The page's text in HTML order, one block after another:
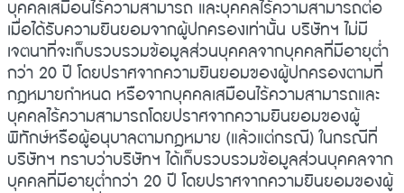
บุคคลเสมือนไร้ความสามารถ และบุคคลไร้ความสามารถต่อ
เมื่อได้รับความยินยอมจากผู้ปกครองเท่านั้น บริษัทฯ ไม่มี
เจตนาที่จะเก็บรวบรวมข้อมูลส่วนบุคคลจากบุคคลที่มีอายุต่ำ
กว่า 20 ปี โดยปราศจากความยินยอมของผู้ปกครองตามที่
กฎหมายกำหนด หรือจากบุคคลเสมือนไร้ความสามารถและ
บุคคลไร้ความสามารถโดยปราศจากความยินยอมของผู้
พิทักษ์หรือผู้อนุบาลตามกฎหมาย (แล้วแต่กรณี) ในกรณีที่
บริษัทฯ ทราบว่าบริษัทฯ ได้เก็บรวบรวมข้อมูลส่วนบุคคลจาก
บุคคลที่มีอายุต่ำกว่า 20 ปี โดยปราศจากความยินยอมของผู้